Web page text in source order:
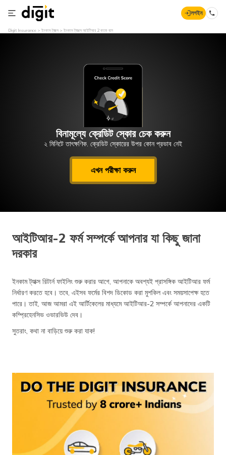
লগইন
Digit Insurance ইনকাম ট্যাক্স ইনকাম ট্যাক্সে আইটিআর 2 কাকে বলে
বিনামূল্যে ক্রেডিট স্কোর চেক করুন
২ মিনিটে তাৎক্ষণিক. ক্রেডিট স্কোরের উপর কোন প্রভাব নেই
এখন পরীক্ষা করুন
আইটিআর-2 ফর্ম সম্পর্কে আপনার যা কিছু জানা
দরকার
ইনকাম ট্যাক্স রিটার্ন ফাইলিং শুরু করার আগে, আপনাকে অবশ্যই প্রাসঙ্গিক আইটিআর ফর্ম
নির্ধারণ করতে হবে। তবে, এইসব ফর্মের বিশদ ডিকোড করা মুশকিল এবং সময়সাপেক্ষ হতে
পারে। তাই, আজ আমরা এই আর্টিকেলের মাধ্যমে আইটিআর-2 সম্পর্কে আপনাদের একটি
কম্প্রিহেনসিভ ওভারভিউ দেব।
সুতরাং, কথা না বাড়িয়ে শুরু করা যাক!